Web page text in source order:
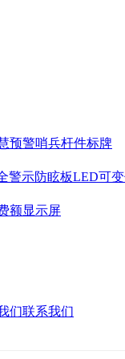
预警哨兵杆件标牌
警示防眩板LED可
额显示屏
们联系我们